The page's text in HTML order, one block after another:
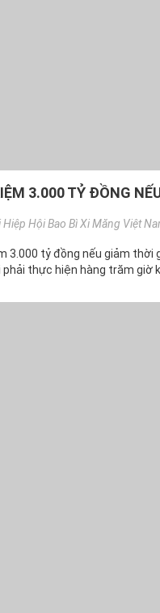
3.000 TỶ ĐỒNG
Hiệp Hội Bao Bì Xi Măng Việt
3.000 tỷ đồng nếu giảm thời
phải thực hiện hàng trăm giờ